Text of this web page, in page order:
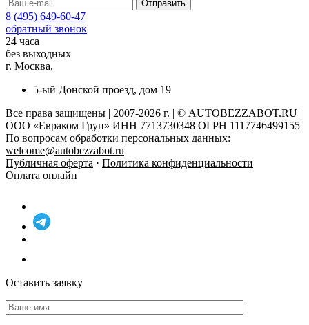
8 (495) 649-60-47
обратный звонок
24 часа
без выходных
г. Москва,
5-ый Донской проезд, дом 19
Все права защищены | 2007-2026 г. | © AUTOBEZZABOT.RU |
ООО «Евраком Груп» ИНН 7713730348 ОГРН 1117746499155
По вопросам обработки персональных данных:
welcome@autobezzabot.ru
Публичная оферта · Политика конфиденциальности
Оплата онлайн
Оставить заявку